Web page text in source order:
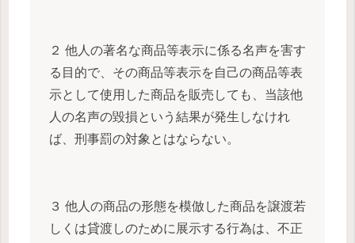
２ 他人の著名な商品等表示に係る名声を害す
る目的で、その商品等表示を自己の商品等表
示として使用した商品を販売しても、当該他
人の名声の毀損という結果が発生しなけれ
ば、刑事罰の対象とはならない。
３ 他人の商品の形態を模倣した商品を譲渡若
しくは貸渡しのために展示する行為は、不正